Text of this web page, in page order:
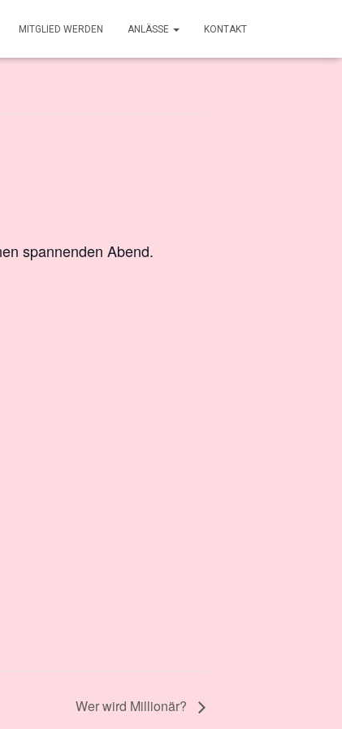
MITGLIED WERDEN ANLÄSSE KONTAKT
spannenden Abend.
Wer wird Millionär?